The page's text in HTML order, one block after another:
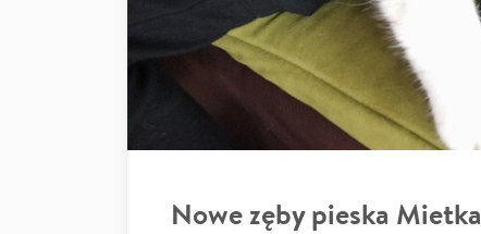
Nowe zęby pieska Mietka